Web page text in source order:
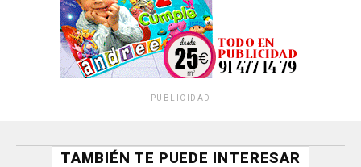
PUBLICIDAD
TAMBIÉN TE PUEDE INTERESAR